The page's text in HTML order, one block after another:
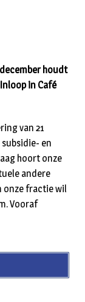
houdt
in Café
van 21
en
hoort onze
andere
onze fractie wil
Vooraf